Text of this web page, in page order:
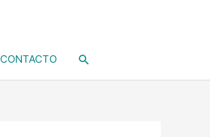
CONTACTO Buscar